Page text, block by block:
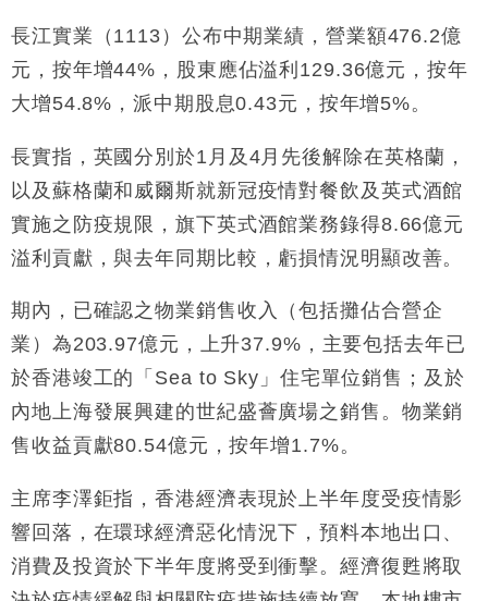
司
18:31
財經｜華僑銀行上半年淨利創新高 中期息增15%至
47仙
財經｜滙豐上調香港今年GDP預測至4.5% 看好貿易
損失近6900萬元
16:05
財經｜日經失守6.5萬點後回穩 全周仍升近2%
粦接任
15:11
財經｜韓股反覆波動收跌 連挫7周創逾3年最長跌勢
13:44
財經｜內地7月美元計價出口增近24%勝預期 貿易順
差達1125億美元
12:44
財經｜日本春季三度入市撐日圓 4月單日斥6.28萬億
11:12
國際｜特朗普料美伊戰事快結束 承認部分彈藥庫存緊
15:59
財經｜SA售股自救後再出手 斥4億美元押注未上市公
司
長江實業（1113）公布中期業績，營業額476.2億
元，按年增44%，股東應佔溢利129.36億元，按年
大增54.8%，派中期股息0.43元，按年增5%。
長實指，英國分別於1月及4月先後解除在英格蘭，
以及蘇格蘭和威爾斯就新冠疫情對餐飲及英式酒館
實施之防疫規限，旗下英式酒館業務錄得8.66億元
溢利貢獻，與去年同期比較，虧損情況明顯改善。
期內，已確認之物業銷售收入（包括攤佔合營企
業）為203.97億元，上升37.9%，主要包括去年已
於香港竣工的「Sea to Sky」住宅單位銷售；及於
內地上海發展興建的世紀盛薈廣場之銷售。物業銷
售收益貢獻80.54億元，按年增1.7%。
主席李澤鉅指，香港經濟表現於上半年度受疫情影
響回落，在環球經濟惡化情況下，預料本地出口、
消費及投資於下半年度將受到衝擊。經濟復甦將取